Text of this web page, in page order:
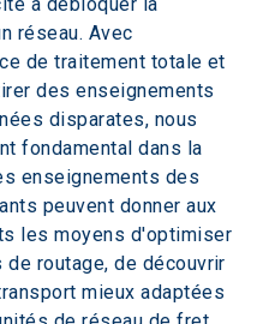
réseau. Avec
de traitement totale et
des enseignements
disparates, nous
fondamental dans la
enseignements des
peuvent donner aux
les moyens d'optimiser
routage, de découvrir
mieux adaptées